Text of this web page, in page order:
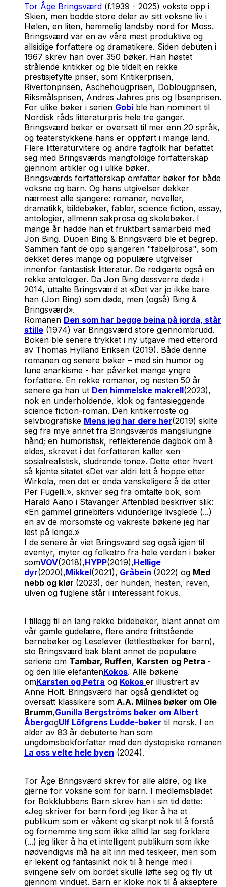
Tor Åge Bringsværd (f.1939 - 2025) vokste opp i
Skien, men bodde store deler av sitt voksne liv i
Hølen, en liten, hemmelig landsby nord for Moss.
Bringsværd var en av våre mest produktive og
allsidige forfattere og dramatikere. Siden debuten i
1967 skrev han over 350 bøker. Han høstet
strålende kritikker og ble tildelt en rekke
prestisjefylte priser, som Kritikerprisen,
Rivertonprisen, Aschehougprisen, Doblougprisen,
Riksmålsprisen, Andres Jahres pris og Ibsenprisen.
For ulike bøker i serien Gobi ble han nominert til
Nordisk råds litteraturpris hele tre ganger.
Bringsværd bøker er oversatt til mer enn 20 språk,
og teaterstykkene hans er oppført i mange land.
Flere litteraturvitere og andre fagfolk har befattet
seg med Bringsværds mangfoldige forfatterskap
gjennom artikler og i ulike bøker.
Bringsværds forfatterskap omfatter bøker for både
voksne og barn. Og hans utgivelser dekker
nærmest alle sjangere: romaner, noveller,
dramatikk, bildebøker, fabler, science fiction, essay,
antologier, allmenn sakprosa og skolebøker. I
mange år hadde han et fruktbart samarbeid med
Jon Bing. Duoen Bing & Bringsværd ble et begrep.
Sammen fant de opp sjangeren "fabelprosa", som
dekket deres mange og populære utgivelser
innenfor fantastisk litteratur. De redigerte også en
rekke antologier. Da Jon Bing dessverre døde i
2014, uttalte Bringsværd at «Det var jo ikke bare
han (Jon Bing) som døde, men (også) Bing &
Bringsværd».
Romanen Den som har begge beina på jorda, står
stille (1974) var Bringsværd store gjennombrudd.
Boken ble senere trykket i ny utgave med etterord
av Thomas Hylland Eriksen (2019). Både denne
romanen og senere bøker – med sin humor og
lune anarkisme - har påvirket mange yngre
forfattere. En rekke romaner, og nesten 50 år
senere ga han ut Den himmelske makrell(2023),
nok en underholdende, klok og fantasieggende
science fiction-roman. Den kritikerroste og
selvbiografiske Mens jeg har dere her(2019) skilte
seg fra mye annet fra Bringsværds mangslungne
hånd; en humoristisk, reflekterende dagbok om å
eldes, skrevet i det forfatteren kaller «en
sosialrealistisk, sludrende tone». Dette etter hvert
så kjente sitatet «Det var aldri lett å hoppe etter
Wirkola, men det er enda vanskeligere å dø etter
Per Fugelli.», skriver seg fra omtalte bok, som
Harald Aano i Stavanger Aftenblad beskriver slik:
«En gammel grinebiters vidunderlige livsglede (...)
en av de morsomste og vakreste bøkene jeg har
lest på lenge.»
I de senere år viet Bringsværd seg også igjen til
eventyr, myter og folketro fra hele verden i bøker
somVOV(2018),HYPP(2019),Hellige
dyr(2020),Mikkel(2021), Gråbein (2022) og Med
nebb og klør (2023), der hunden, hesten, reven,
ulven og fuglene står i interessant fokus.
I tillegg til en lang rekke bildebøker, blant annet om
vår gamle gudelære, flere andre frittstående
barnebøker og Leseløver (lettlestbøker for barn),
sto Bringsværd bak blant annet de populære
seriene om Tambar, Ruffen, Karsten og Petra -
og den lille elefantenKokos. Alle bøkene
omKarsten og Petra og Kokos er illustrert av
Anne Holt. Bringsværd har også gjendiktet og
oversatt klassikere som A.A. Milnes bøker om Ole
Brumm,Gunilla Bergströms bøker om Albert
ÅbergogUlf Löfgrens Ludde-bøker til norsk. I en
alder av 83 år debuterte han som
ungdomsbokforfatter med den dystopiske romanen
La oss velte hele byen (2024).
Tor Åge Bringsværd skrev for alle aldre, og like
gjerne for voksne som for barn. I medlemsbladet
for Bokklubbens Barn skrev han i sin tid dette:
«Jeg skriver for barn fordi jeg liker å ha et
publikum som er våkent og skarpt nok til å forstå
og fornemme ting som ikke alltid lar seg forklare
(...) jeg liker å ha et intelligent publikum som ikke
nødvendigvis må ha alt inn med teskjeer, men som
er lekent og fantasirikt nok til å henge med i
svingene selv om bordet skulle løfte seg og fly ut
gjennom vinduet. Barn er kloke nok til å akseptere